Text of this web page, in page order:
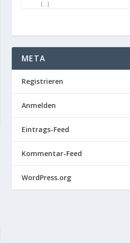
[…]
META
Registrieren
Anmelden
Eintrags-Feed
Kommentar-Feed
WordPress.org